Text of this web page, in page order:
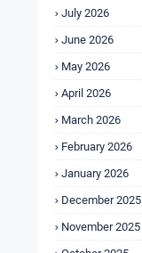
July 2026
June 2026
May 2026
April 2026
March 2026
February 2026
January 2026
December 2025
November 2025